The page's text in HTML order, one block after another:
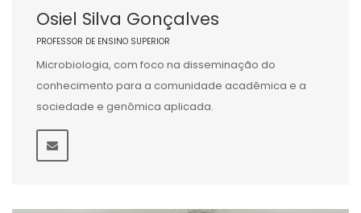
Osiel Silva Gonçalves
PROFESSOR DE ENSINO SUPERIOR
Microbiologia, com foco na disseminação do
conhecimento para a comunidade acadêmica e a
sociedade e genômica aplicada.